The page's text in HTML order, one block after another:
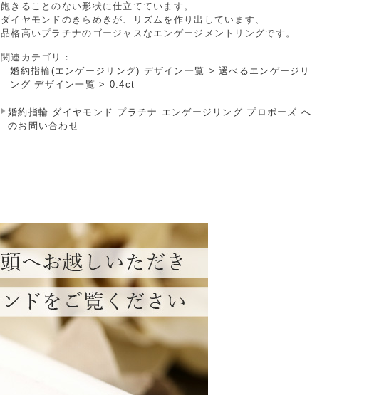
飽きることのない形状に仕立てています。
ダイヤモンドのきらめきが、リズムを作り出しています、
品格高いプラチナのゴージャスなエンゲージメントリングです。
関連カテゴリ：
婚約指輪(エンゲージリング) デザイン一覧 >選べるエンゲージリ
ング デザイン一覧 > 0.4ct
婚約指輪 ダイヤモンド プラチナ エンゲージリング プロポーズ へ
のお問い合わせ